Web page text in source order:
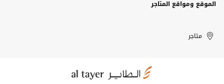
الموقع ومواقع المتاجر
United
Arab
Kuwait
الإمارات
العربية
الكويت
متاجر